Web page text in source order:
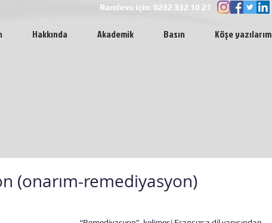
Randevu için: 0232 332 10 21
Hakkında Akademik Basın Köşe yazılarım
(onarım-remediyasyon)